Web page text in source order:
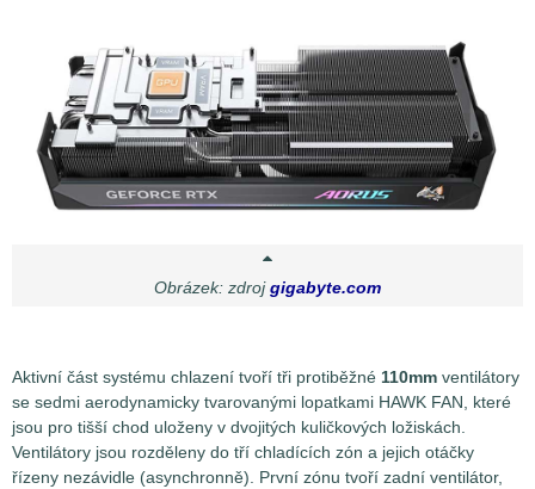
Obrázek: zdrojgigabyte.com
Aktivní část systému chlazení tvoří tři protiběžné 110mm ventilátory
se sedmi aerodynamicky tvarovanými lopatkami HAWK FAN, které
jsou pro tišší chod uloženy v dvojitých kuličkových ložiskách.
Ventilátory jsou rozděleny do tří chladících zón a jejich otáčky
řízeny nezávidle (asynchronně). První zónu tvoří zadní ventilátor,